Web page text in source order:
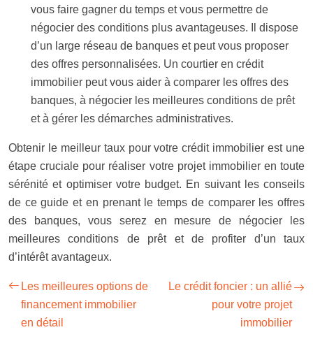
vous faire gagner du temps et vous permettre de
négocier des conditions plus avantageuses. Il dispose
d’un large réseau de banques et peut vous proposer
des offres personnalisées. Un courtier en crédit
immobilier peut vous aider à comparer les offres des
banques, à négocier les meilleures conditions de prêt
et à gérer les démarches administratives.
Obtenir le meilleur taux pour votre crédit immobilier est une
étape cruciale pour réaliser votre projet immobilier en toute
sérénité et optimiser votre budget. En suivant les conseils
de ce guide et en prenant le temps de comparer les offres
des banques, vous serez en mesure de négocier les
meilleures conditions de prêt et de profiter d’un taux
d’intérêt avantageux.
Les meilleures options de
financement immobilier
en détail
Le crédit foncier : un allié
pour votre projet
immobilier